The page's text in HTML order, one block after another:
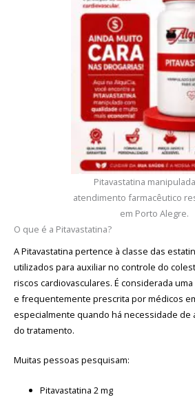
Pitavastatina
atendimento farmacêutico
em Porto Alegre.
O que é a Pitavastatina?
A Pitavastatina pertence à classe das
utilizados para auxiliar no controle do
riscos cardiovasculares. É considerada
e frequentemente prescrita por médicos
especialmente quando há necessidade de
do tratamento.
Muitas pessoas pesquisam:
Pitavastatina 2 mg